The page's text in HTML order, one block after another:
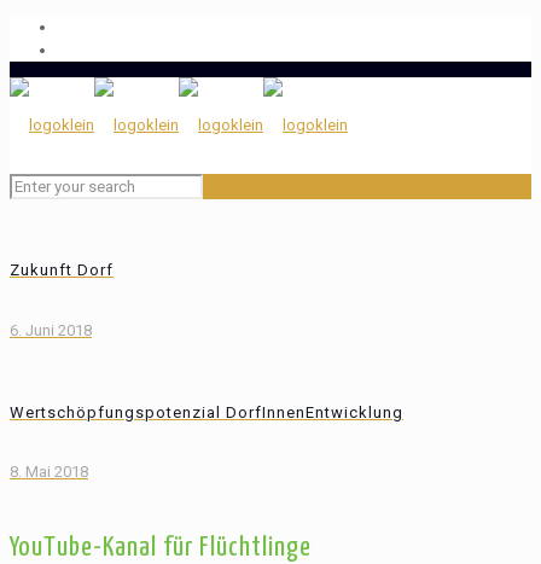
Zukunft Dorf
6. Juni 2018
Wertschöpfungspotenzial DorfInnenEntwicklung
8. Mai 2018
YouTube-Kanal für Flüchtlinge